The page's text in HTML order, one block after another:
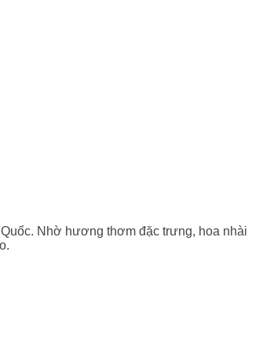
Nhờ hương thơm đặc trưng, hoa nhài